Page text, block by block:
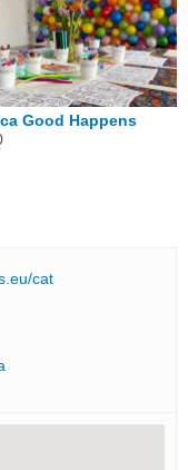
Good Happens
cat